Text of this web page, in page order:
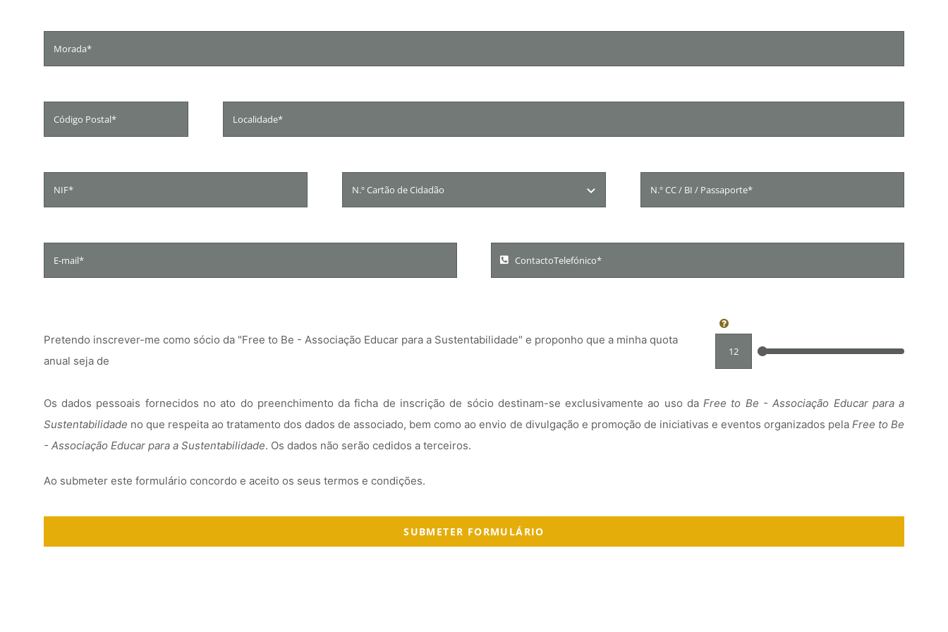
Pretendo inscrever-me como sócio da "Free to Be - Associação Educar para a Sustentabilidade" e proponho que a minha quota
anual seja de
Os dados pessoais fornecidos no ato do preenchimento da ficha de inscrição de sócio destinam-se exclusivamente ao uso daFree to Be - Associação Educar para a
Sustentabilidade no que respeita ao tratamento dos dados de associado, bem como ao envio de divulgação e promoção de iniciativas e eventos organizados pela Free to Be
- Associação Educar para a Sustentabilidade. Os dados não serão cedidos a terceiros.
Ao submeter este formulário concordo e aceito os seus termos e condições.
SUBMETER FORMULÁRIO